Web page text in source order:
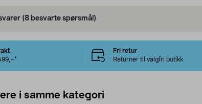
(8 besvarte spørsmål)
Fri retur
Returner til valgfri butikk
i samme kategori